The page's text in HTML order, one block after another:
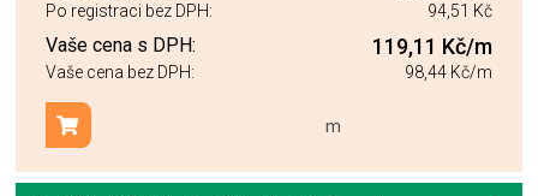
Po registraci bez DPH:
94,51 Kč
Vaše cena s DPH: 119,11 Kč/m
Vaše cena bez DPH: 98,44 Kč/m
m
Přidat do košíku